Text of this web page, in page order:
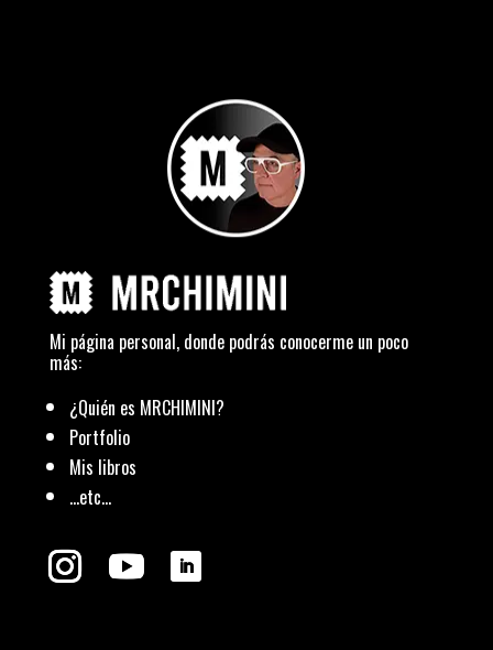
Mi página personal, donde podrás conocerme un poco
más:
¿Quién es MRCHIMINI?
Portfolio
Mis libros
…etc…